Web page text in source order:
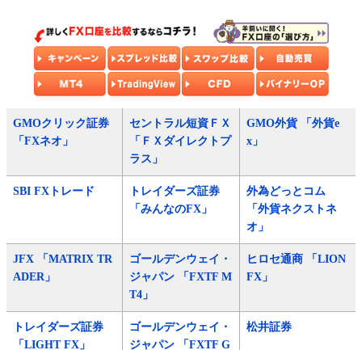
GMOクリック証券
「FXネオ」
セントラル短資ＦＸ
「ＦＸダイレクトプ
ラス」
GMO外貨 「外貨e
x」
SBI FXトレード
トレイダーズ証券
「みんなのFX」
外為どっとコム
「外貨ネクストネ
オ」
JFX 「MATRIX TR
ADER」
ゴールデンウェイ・
ジャパン 「FXTF M
T4」
ヒロセ通商 「LION
FX」
トレイダーズ証券
「LIGHT FX」
ゴールデンウェイ・
ジャパン 「FXTF G
松井証券